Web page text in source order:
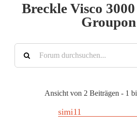
Breckle Visco
Groupon
Ansicht von 2 Beiträgen - 1
simi11